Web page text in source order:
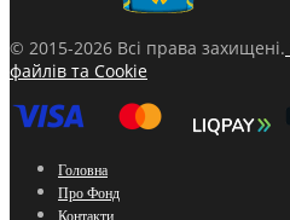
© 2015-2026 Всі права захищені.
файлів та Cookie
Головна
Про Фонд
Контакти